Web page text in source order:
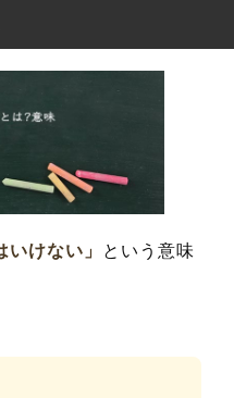
義語・言い換え
いけない」
という意味